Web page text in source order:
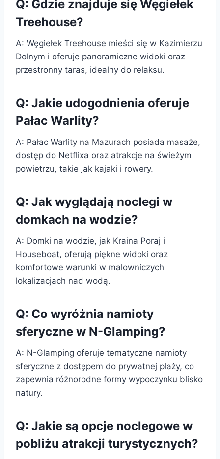
Q: Gdzie znajduje się Węgiełek
Treehouse?
A: Węgiełek Treehouse mieści się w Kazimierzu
Dolnym i oferuje panoramiczne widoki oraz
przestronny taras, idealny do relaksu.
Q: Jakie udogodnienia oferuje
Pałac Warlity?
A: Pałac Warlity na Mazurach posiada masaże,
dostęp do Netflixa oraz atrakcje na świeżym
powietrzu, takie jak kajaki i rowery.
Q: Jak wyglądają noclegi w
domkach na wodzie?
A: Domki na wodzie, jak Kraina Poraj i
Houseboat, oferują piękne widoki oraz
komfortowe warunki w malowniczych
lokalizacjach nad wodą.
Q: Co wyróżnia namioty
sferyczne w N-Glamping?
A: N-Glamping oferuje tematyczne namioty
sferyczne z dostępem do prywatnej plaży, co
zapewnia różnorodne formy wypoczynku blisko
natury.
Q: Jakie są opcje noclegowe w
pobliżu atrakcji turystycznych?